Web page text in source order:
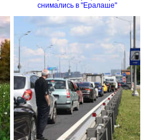
снимались в "Ералаше"